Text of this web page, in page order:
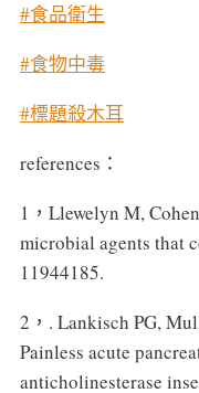
#食品衛生
#食物中毒
#標題殺木耳
references：
1，Llewelyn M,
microbial agents that
11944185.
2，. Lankisch PG,
Painless acute
anticholinesterase